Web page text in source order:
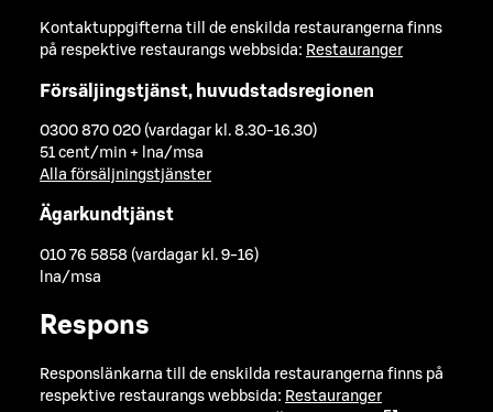
Kontaktuppgifterna till de enskilda restaurangerna finns
på respektive restaurangs webbsida: Restauranger
Försäljingstjänst, huvudstadsregionen
0300 870 020 (vardagar kl. 8.30-16.30)
51 cent/min + lna/msa
Alla försäljningstjänster
Ägarkundtjänst
010 76 5858 (vardagar kl. 9-16)
lna/msa
Respons
Responslänkarna till de enskilda restaurangerna finns på
respektive restaurangs webbsida: Restauranger